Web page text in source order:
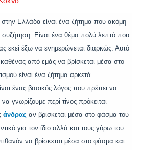
στην Ελλάδα είναι ένα ζήτημα που ακόμη
συζήτηση. Είναι ένα θέμα πολύ λεπτό που
εκεί έξω να ενημερώνεται διαρκώς. Αυτό
καθένας από εμάς να βρίσκεται μέσα στο
είναι ένα ζήτημα αρκετά
ένας βασικός λόγος που πρέπει να
γνωρίζουμε περί τίνος πρόκειται
άνδρας αν βρίσκεται μέσα στο φάσμα του
για τον ίδιο αλλά και τους γύρω του.
να βρίσκεται μέσα στο φάσμα και